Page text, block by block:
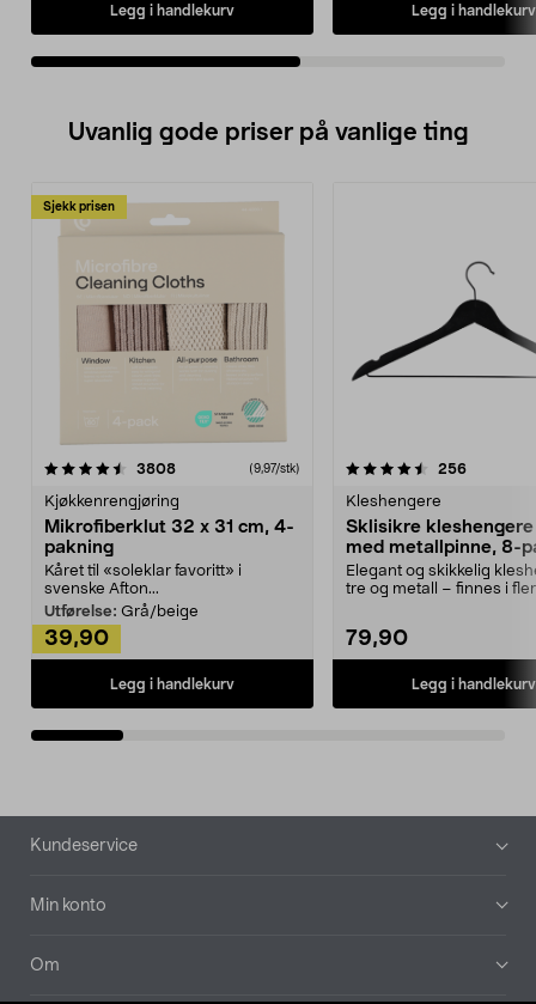
Legg i handlekurv Legg i handlekurv
Uvanlig gode priser på vanlige ting
Sjekk prisen
3808anmeldelser(9,97/stk)
Kjøkkenrengjøring
Mikrofiberklut 32 x 31 cm, 4-
pakning
Kåret til «soleklar favoritt» i
svenske Afton...
Utførelse: Grå/beige
39,90
Legg i handlekurv
4.5av 5 stjerner 256
Kleshengere
Sklisikre
med metallpinne, 8-
Elegant og skikkelig
tre og metall – finnes i
79,90
Legg i handlekurv
4.5av 5 stjerner
Bunntekst
Kundeservice
Min konto
Om